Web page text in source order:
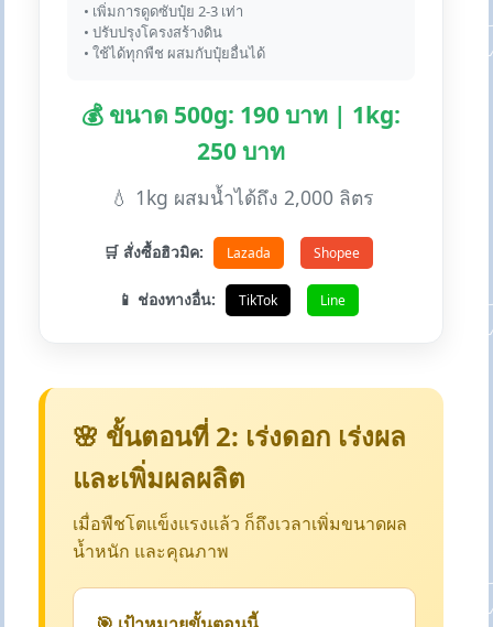
• เพิ่มการดูดซับปุ๋ย 2-3 เท่า
• ปรับปรุงโครงสร้างดิน
• ใช้ได้ทุกพืช ผสมกับปุ๋ยอื่นได้
💰 ขนาด 500g: 190 บาท | 1kg:
250 บาท
💧 1kg ผสมน้ำได้ถึง 2,000 ลิตร
🛒 สั่งซื้อฮิวมิค: Lazada Shopee
📱 ช่องทางอื่น: TikTok Line
🌸 ขั้นตอนที่ 2: เร่งดอก เร่งผล
และเพิ่มผลผลิต
เมื่อพืชโตแข็งแรงแล้ว ก็ถึงเวลาเพิ่มขนาดผล
น้ำหนัก และคุณภาพ